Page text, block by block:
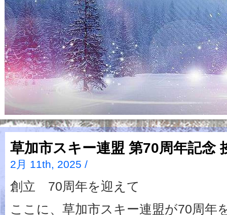
草加市スキー連盟 第70周年記念
2月 11th, 2025 /
創立 70周年を迎えて
ここに、草加市スキー連盟が70周年